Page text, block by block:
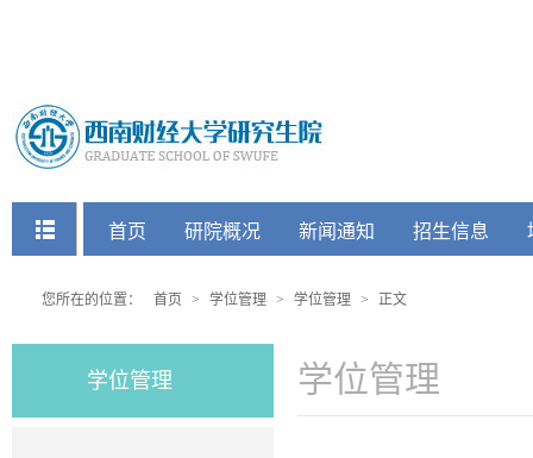
快捷菜单
首页 研院概况 新闻通知 招生信息
您所在的位置： 首页 > 学位管理 > 学位管理 > 正文
学位管理 学位管理